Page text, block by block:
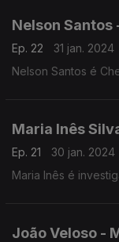
Nelson Santos
Ep. 22
31 jan. 2024
Nelson Santos é
Maria Inês
Ep. 21
30 jan. 2024
Maria Inês é
João Veloso -